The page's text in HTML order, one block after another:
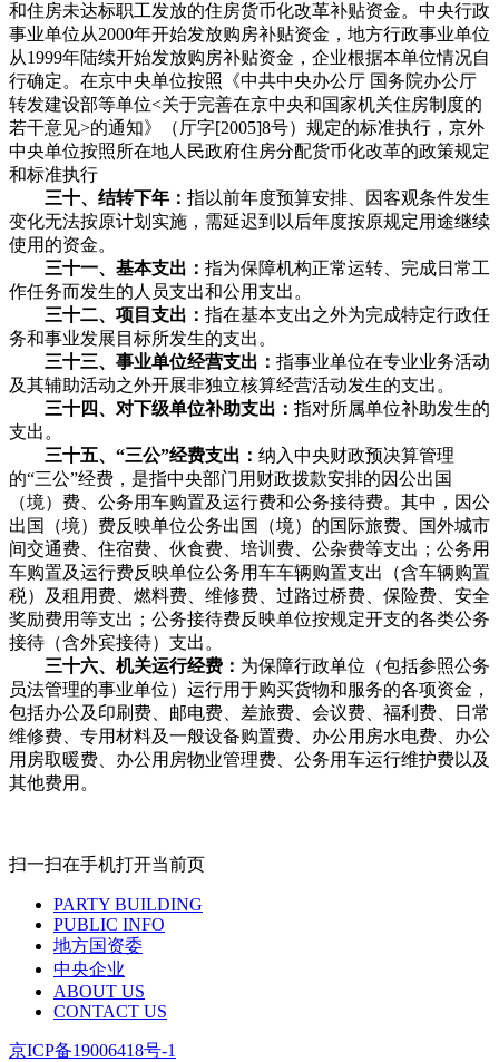
和住房未达标职工发放的住房货币化改革补贴资金。中央行政
事业单位从2000年开始发放购房补贴资金，地方行政事业单位
从1999年陆续开始发放购房补贴资金，企业根据本单位情况自
行确定。在京中央单位按照《中共中央办公厅 国务院办公厅
转发建设部等单位<关于完善在京中央和国家机关住房制度的
若干意见>的通知》（厅字[2005]8号）规定的标准执行，京外
中央单位按照所在地人民政府住房分配货币化改革的政策规定
和标准执行
三十、结转下年： 指以前年度预算安排、因客观条件发生
变化无法按原计划实施，需延迟到以后年度按原规定用途继续
使用的资金。
三十一、基本支出： 指为保障机构正常运转、完成日常工
作任务而发生的人员支出和公用支出。
三十二、项目支出： 指在基本支出之外为完成特定行政任
务和事业发展目标所发生的支出。
三十三、事业单位经营支出： 指事业单位在专业业务活动
及其辅助活动之外开展非独立核算经营活动发生的支出。
三十四、对下级单位补助支出： 指对所属单位补助发生的
支出。
三十五、“三公”经费支出： 纳入中央财政预决算管理
的“三公”经费，是指中央部门用财政拨款安排的因公出国
（境）费、公务用车购置及运行费和公务接待费。其中，因公
出国（境）费反映单位公务出国（境）的国际旅费、国外城市
间交通费、住宿费、伙食费、培训费、公杂费等支出；公务用
车购置及运行费反映单位公务用车车辆购置支出（含车辆购置
税）及租用费、燃料费、维修费、过路过桥费、保险费、安全
奖励费用等支出；公务接待费反映单位按规定开支的各类公务
接待（含外宾接待）支出。
三十六、机关运行经费： 为保障行政单位（包括参照公务
员法管理的事业单位）运行用于购买货物和服务的各项资金，
包括办公及印刷费、邮电费、差旅费、会议费、福利费、日常
维修费、专用材料及一般设备购置费、办公用房水电费、办公
用房取暖费、办公用房物业管理费、公务用车运行维护费以及
其他费用。
扫一扫在手机打开当前页
PARTY BUILDING
PUBLIC INFO
地方国资委
中央企业
ABOUT US
CONTACT US
京ICP备19006418号-1